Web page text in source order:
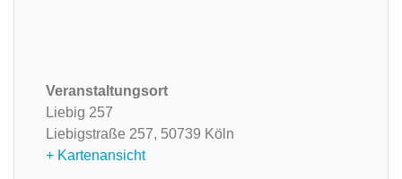
Veranstaltungsort
Liebig 257
Liebigstraße 257, 50739 Köln
+ Kartenansicht